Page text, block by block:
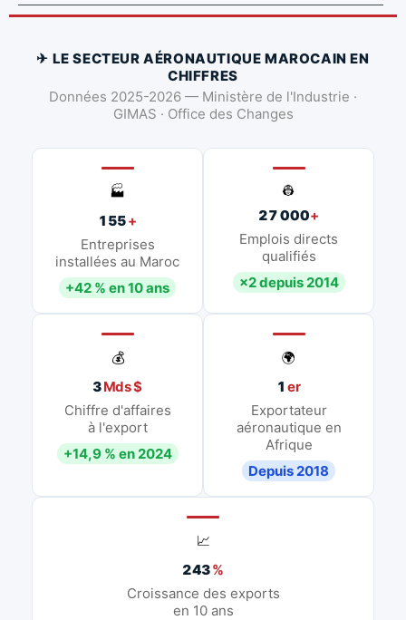
✈ LE SECTEUR AÉRONAUTIQUE MAROCAIN EN
CHIFFRES
Données 2025-2026 — Ministère de l'Industrie ·
GIMAS · Office des Changes
🏭
155+
Entreprises
installées au Maroc
+42 % en 10 ans
👷
27 000+
Emplois directs
qualifiés
×2 depuis 2014
💰
3Mds $
Chiffre d'affaires
à l'export
+14,9 % en 2024
🌍
1 er
Exportateur
aéronautique en
Afrique
Depuis 2018
📈
243%
Croissance des exports
en 10 ans